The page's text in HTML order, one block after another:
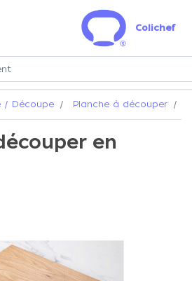
Colichef
/ Découpe Planche à découper
en